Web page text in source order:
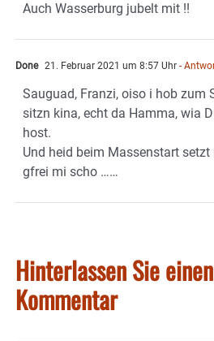
Auch Wasserburg jubelt mit !!
Done 21. Februar 2021 um 8:57 Uhr -
Sauguad, Franzi, oiso i hob zum
sitzn kina, echt da Hamma, wia
host.
Und heid beim Massenstart
gfrei mi scho ……
Hinterlassen Sie einen
Kommentar